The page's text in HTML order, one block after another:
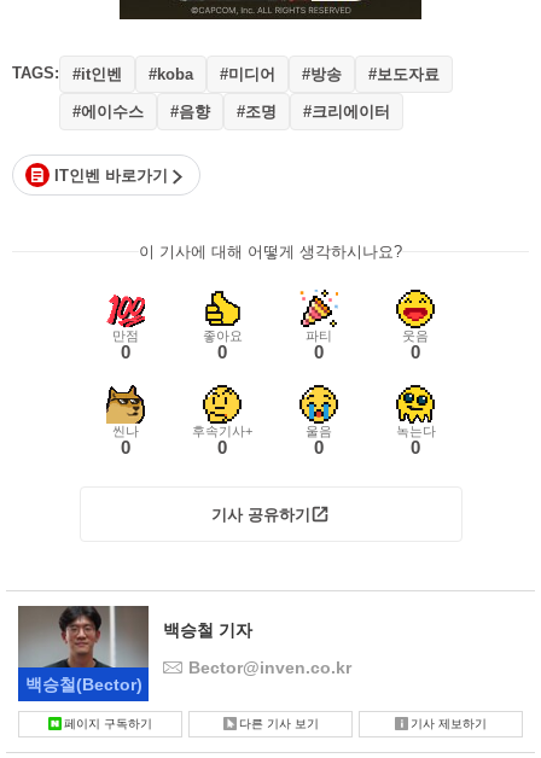
TAGS: #it인벤 #koba #미디어 #방송 #보도자료
#에이수스 #음향 #조명 #크리에이터
IT인벤 바로가기
이 기사에 대해 어떻게 생각하시나요?
만점
0
좋아요
0
파티
0
웃음
0
씬나
0
후속기사+
0
울음
0
녹는다
0
기사 공유하기
백승철(Bector)
백승철 기자
Bector@inven.co.kr
페이지 구독하기 다른 기사 보기 기사 제보하기